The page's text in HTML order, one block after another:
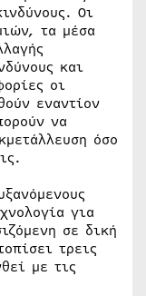
Οι
τα μέσα
και
οι
εναντίον
να
όσο
για
σε δική
τρεις
με τις